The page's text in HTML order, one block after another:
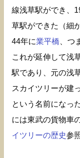
線浅草駅ができ、
草駅ができた（細
44年に業平橋 、つ
これが延伸して浅
駅であり、元の浅
スカイツリーが建
という名前になっ
には東武の貨物車
イツリーの歴史参